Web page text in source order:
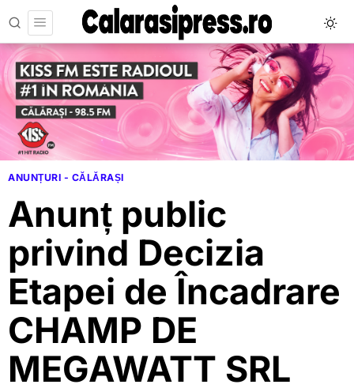
ANUNȚURI - CĂLĂRAȘI
Anunț public
privind Decizia
Etapei de Încadrare
CHAMP DE
MEGAWATT SRL